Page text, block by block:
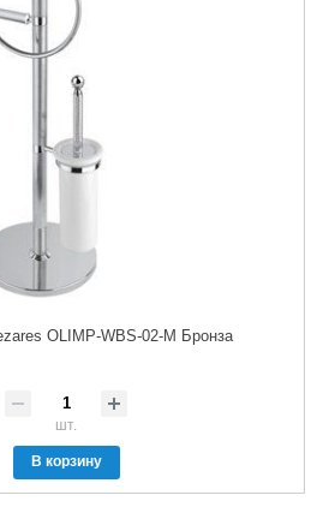
OLIMP-WBS-02-M Бронза
шт.
В корзину